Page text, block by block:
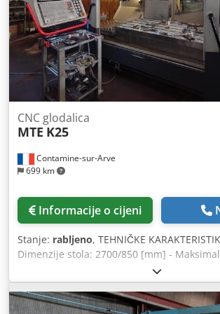
Contamine-sur-Arve
699 km
CNC glodalica
MTE K25
Informacije o cijeni
Stanje: rabljeno, TEHNIČKE
Dimenzije stola: 2700/850 [mm] -
stola: 6000 [kg] - Hod po osima X/Y/Z:
- Brza brzina (X/Y/Z): 15 [mm/min] GLAVA
Ručna glava VRETENO ZA FREZANJE -